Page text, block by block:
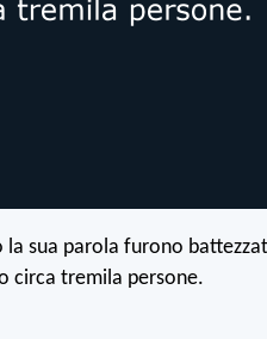
sua parola furono
circa tremila persone.